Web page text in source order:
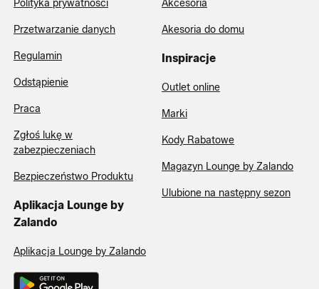
Polityka prywatności
Przetwarzanie danych
Regulamin
Odstąpienie
Praca
Zgłoś lukę w
zabezpieczeniach
Bezpieczeństwo Produktu
Aplikacja Lounge by
Zalando
Aplikacja Lounge by Zalando
Akcesoria
Akesoria do domu
Inspiracje
Outlet online
Marki
Kody Rabatowe
Magazyn Lounge by Zalando
Ulubione na następny sezon